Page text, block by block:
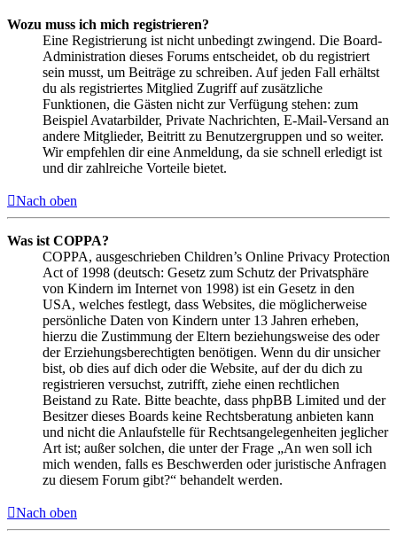
Wozu muss ich mich registrieren?
Eine Registrierung ist nicht unbedingt zwingend. Die Board-
Administration dieses Forums entscheidet, ob du registriert
sein musst, um Beiträge zu schreiben. Auf jeden Fall erhältst
du als registriertes Mitglied Zugriff auf zusätzliche
Funktionen, die Gästen nicht zur Verfügung stehen: zum
Beispiel Avatarbilder, Private Nachrichten, E-Mail-Versand an
andere Mitglieder, Beitritt zu Benutzergruppen und so weiter.
Wir empfehlen dir eine Anmeldung, da sie schnell erledigt ist
und dir zahlreiche Vorteile bietet.
Nach oben
Was ist COPPA?
COPPA, ausgeschrieben Children’s Online Privacy Protection
Act of 1998 (deutsch: Gesetz zum Schutz der Privatsphäre
von Kindern im Internet von 1998) ist ein Gesetz in den
USA, welches festlegt, dass Websites, die möglicherweise
persönliche Daten von Kindern unter 13 Jahren erheben,
hierzu die Zustimmung der Eltern beziehungsweise des oder
der Erziehungsberechtigten benötigen. Wenn du dir unsicher
bist, ob dies auf dich oder die Website, auf der du dich zu
registrieren versuchst, zutrifft, ziehe einen rechtlichen
Beistand zu Rate. Bitte beachte, dass phpBB Limited und der
Besitzer dieses Boards keine Rechtsberatung anbieten kann
und nicht die Anlaufstelle für Rechtsangelegenheiten jeglicher
Art ist; außer solchen, die unter der Frage „An wen soll ich
mich wenden, falls es Beschwerden oder juristische Anfragen
zu diesem Forum gibt?“ behandelt werden.
Nach oben